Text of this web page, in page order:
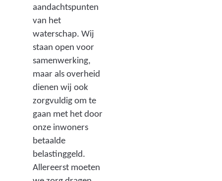
aandachtspunten
van het
waterschap. Wij
staan open voor
samenwerking,
maar als overheid
dienen wij ook
zorgvuldig om te
gaan met het door
onze inwoners
betaalde
belastinggeld.
Allereerst moeten